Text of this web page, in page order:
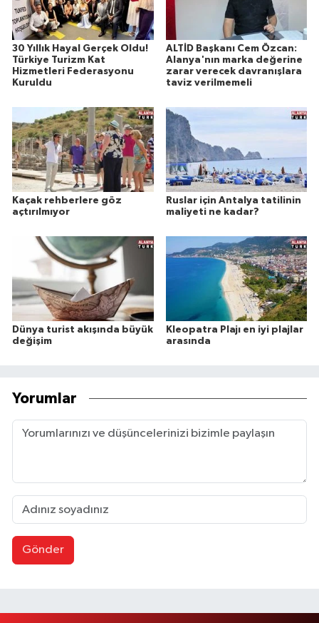
30 Yıllık Hayal Gerçek Oldu!
Türkiye Turizm Kat
Hizmetleri Federasyonu
Kuruldu
ALTİD Başkanı Cem Özcan:
Alanya'nın marka değerine
zarar verecek davranışlara
taviz verilmemeli
Kaçak rehberlere göz
açtırılmıyor
Ruslar için Antalya tatilinin
maliyeti ne kadar?
Dünya turist akışında büyük
değişim
Kleopatra Plajı en iyi plajlar
arasında
Yorumlar
Gönder